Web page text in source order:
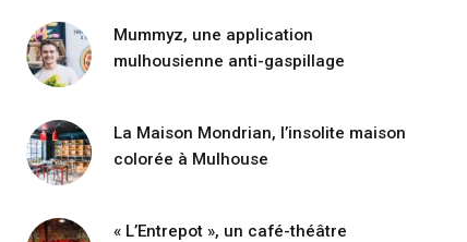
Mummyz, une application
mulhousienne anti-gaspillage
La Maison Mondrian, l’insolite maison
colorée à Mulhouse
« L’Entrepot », un café-théâtre